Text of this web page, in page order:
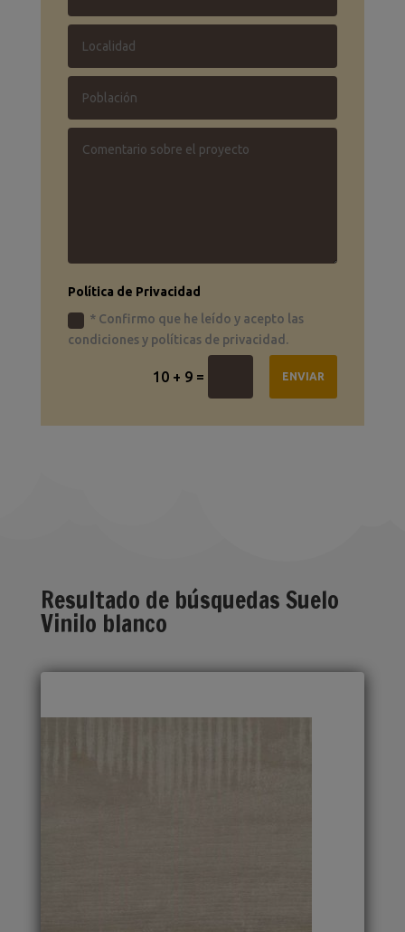
Política de Privacidad
* Confirmo que he leído y acepto las
condiciones y políticas de privacidad.
10 + 9 = ENVIAR
Resultado de búsquedas Suelo
Vinilo blanco